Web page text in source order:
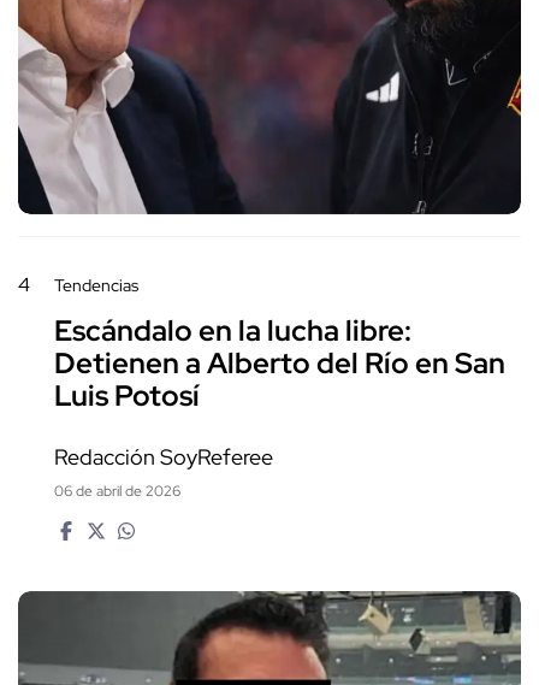
4 Tendencias
Escándalo en la lucha libre:
Detienen a Alberto del Río en San
Luis Potosí
Redacción SoyReferee
06 de abril de 2026